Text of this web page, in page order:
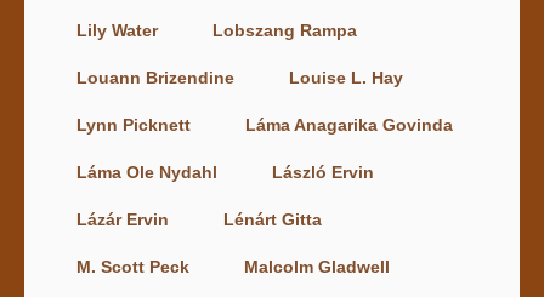
Lily Water Lobszang Rampa
Louann Brizendine Louise L. Hay
Lynn Picknett Láma Anagarika Govinda
Láma Ole Nydahl László Ervin
Lázár Ervin Lénárt Gitta
M. Scott Peck Malcolm Gladwell